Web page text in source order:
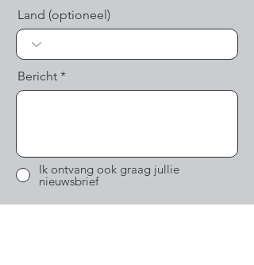
Bericht
Land (optioneel)
Ik ontvang ook graag jullie
nieuwsbrief